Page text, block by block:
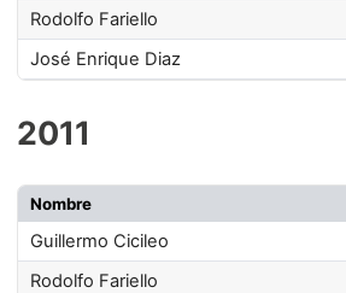
Rodolfo Fariello
José Enrique Diaz
2011
Nombre
Guillermo Cicileo
Rodolfo Fariello